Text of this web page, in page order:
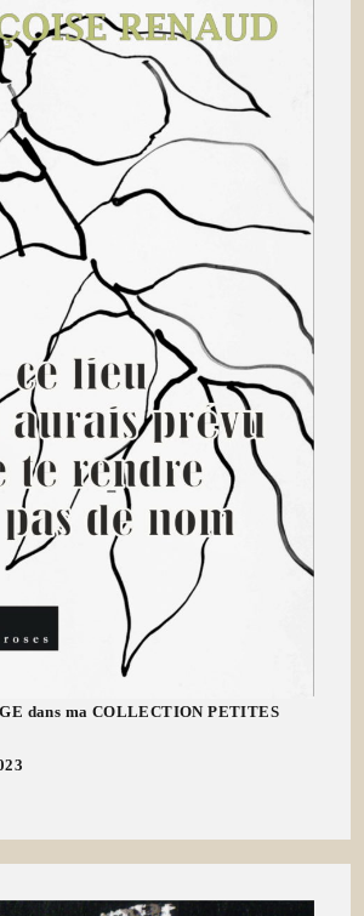
dans ma COLLECTION PETITES